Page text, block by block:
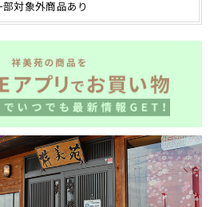
対象外商品あり